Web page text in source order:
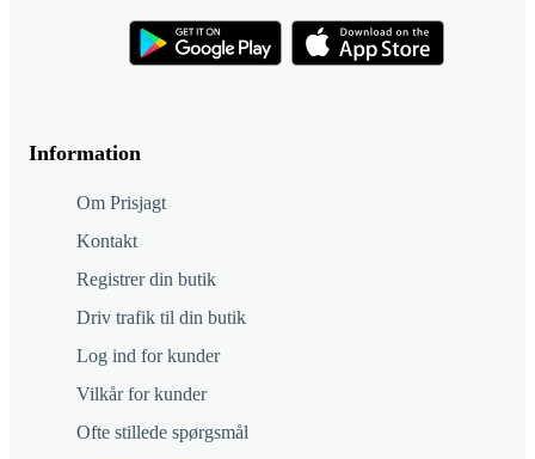
Information
Om Prisjagt
Kontakt
Registrer din butik
Driv trafik til din butik
Log ind for kunder
Vilkår for kunder
Ofte stillede spørgsmål